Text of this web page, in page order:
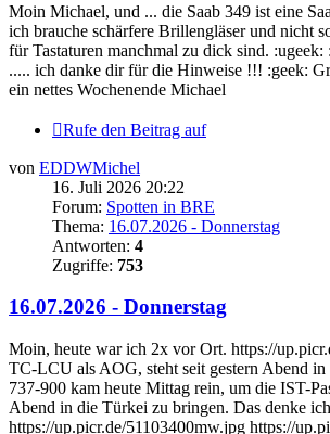
Moin Michael, und ... die Saab 349 ist eine
ich brauche schärfere Brillengläser und nicht
für Tastaturen manchmal zu dick sind.
..... ich danke dir für die Hinweise !!! :geek:
ein nettes Wochenende Michael
Rufe den Beitrag auf
von EDDWMichel
16. Juli 2026 20:22
Forum: Spotten in BRE
Thema: 16.07.2026 - Donnerstag
Antworten: 4
Zugriffe: 753
16.07.2026 - Donnerstag
Moin, heute war ich 2x vor Ort. https://
TC-LCU als AOG, steht seit gestern Abend
737-900 kam heute Mittag rein, um die IST-
Abend in die Türkei zu bringen. Das denke
https://up.picr.de/51103400mw.jpg https://